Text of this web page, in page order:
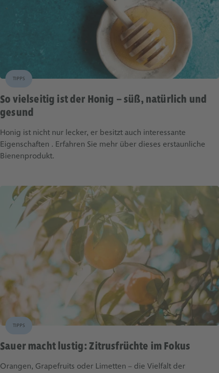
TIPPS
So vielseitig ist der Honig – süß, natürlich und
gesund
Honig ist nicht nur lecker, er besitzt auch interessante
Eigenschaften . Erfahren Sie mehr über dieses erstaunliche
Bienenprodukt.
TIPPS
Sauer macht lustig: Zitrusfrüchte im Fokus
Orangen, Grapefruits oder Limetten – die Vielfalt der